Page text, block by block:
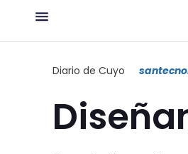
Diario de Cuyo